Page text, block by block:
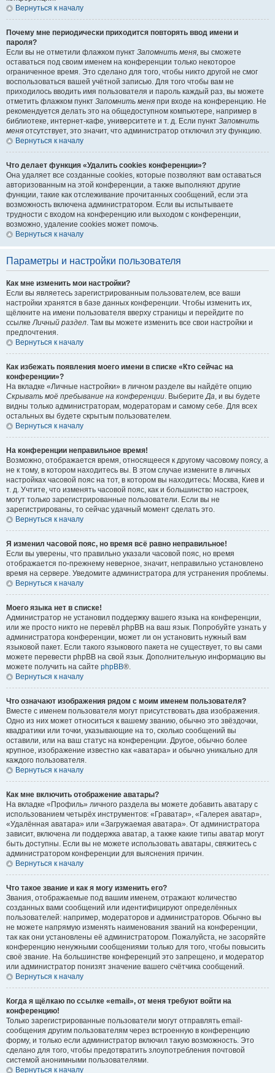
Вернуться к началу
Почему мне периодически приходится повторять ввод имени и
пароля?
Если вы не отметили флажком пункт Запомнить меня, вы сможете
оставаться под своим именем на конференции только некоторое
ограниченное время. Это сделано для того, чтобы никто другой не смог
воспользоваться вашей учётной записью. Для того чтобы вам не
приходилось вводить имя пользователя и пароль каждый раз, вы можете
отметить флажком пункт Запомнить меня при входе на конференцию. Не
рекомендуется делать это на общедоступном компьютере, например в
библиотеке, интернет-кафе, университете и т. д. Если пункт Запомнить
меня отсутствует, это значит, что администратор отключил эту функцию.
Вернуться к началу
Что делает функция «Удалить cookies конференции»?
Она удаляет все созданные cookies, которые позволяют вам оставаться
авторизованным на этой конференции, а также выполняют другие
функции, такие как отслеживание прочитанных сообщений, если эта
возможность включена администратором. Если вы испытываете
трудности с входом на конференцию или выходом с конференции,
возможно, удаление cookies может помочь.
Вернуться к началу
Параметры и настройки пользователя
Как мне изменить мои настройки?
Если вы являетесь зарегистрированным пользователем, все ваши
настройки хранятся в базе данных конференции. Чтобы изменить их,
щёлкните на имени пользователя вверху страницы и перейдите по
ссылкеЛичный раздел. Там вы можете изменить все свои настройки и
предпочтения.
Вернуться к началу
Как избежать появления моего имени в списке «Кто сейчас на
конференции»?
На вкладке «Личные настройки» в личном разделе вы найдёте опцию
Скрывать моё пребывание на конференции. ВыберитеДа, и вы будете
видны только администраторам, модераторам и самому себе. Для всех
остальных вы будете скрытым пользователем.
Вернуться к началу
На конференции неправильное время!
Возможно, отображается время, относящееся к другому часовому поясу, а
не к тому, в котором находитесь вы. В этом случае измените в личных
настройках часовой пояс на тот, в котором вы находитесь: Москва, Киев и
т. д. Учтите, что изменять часовой пояс, как и большинство настроек,
могут только зарегистрированные пользователи. Если вы не
зарегистрированы, то сейчас удачный момент сделать это.
Вернуться к началу
Я изменил часовой пояс, но время всё равно неправильное!
Если вы уверены, что правильно указали часовой пояс, но время
отображается по-прежнему неверное, значит, неправильно установлено
время на сервере. Уведомите администратора для устранения проблемы.
Вернуться к началу
Моего языка нет в списке!
Администратор не установил поддержку вашего языка на конференции,
или же просто никто не перевёл phpBB на ваш язык. Попробуйте узнать у
администратора конференции, может ли он установить нужный вам
языковой пакет. Если такого языкового пакета не существует, то вы сами
можете перевести phpBB на свой язык. Дополнительную информацию вы
можете получить на сайте phpBB®.
Вернуться к началу
Что означают изображения рядом с моим именем пользователя?
Вместе с именем пользователя могут присутствовать два изображения.
Одно из них может относиться к вашему званию, обычно это звёздочки,
квадратики или точки, указывающие на то, сколько сообщений вы
оставили, или на ваш статус на конференции. Другое, обычно более
крупное, изображение известно как «аватара» и обычно уникально для
каждого пользователя.
Вернуться к началу
Как мне включить отображение аватары?
На вкладке «Профиль» личного раздела вы можете добавить аватару с
использованием четырёх инструментов: «Граватар», «Галерея аватар»,
«Удалённая аватара» или «Загружаемая аватара». От администратора
зависит, включена ли поддержка аватар, а также какие типы аватар могут
быть доступны. Если вы не можете использовать аватары, свяжитесь с
администратором конференции для выяснения причин.
Вернуться к началу
Что такое звание и как я могу изменить его?
Звания, отображаемые под вашим именем, отражают количество
созданных вами сообщений или идентифицируют определённых
пользователей: например, модераторов и администраторов. Обычно вы
не можете напрямую изменять наименования званий на конференции,
так как они установлены её администратором. Пожалуйста, не засоряйте
конференцию ненужными сообщениями только для того, чтобы повысить
своё звание. На большинстве конференций это запрещено, и модератор
или администратор понизят значение вашего счётчика сообщений.
Вернуться к началу
Когда я щёлкаю по ссылке «email», от меня требуют войти на
конференцию!
Только зарегистрированные пользователи могут отправлять email-
сообщения другим пользователям через встроенную в конференцию
форму, и только если администратор включил такую возможность. Это
сделано для того, чтобы предотвратить злоупотребления почтовой
системой анонимными пользователями.
Вернуться к началу